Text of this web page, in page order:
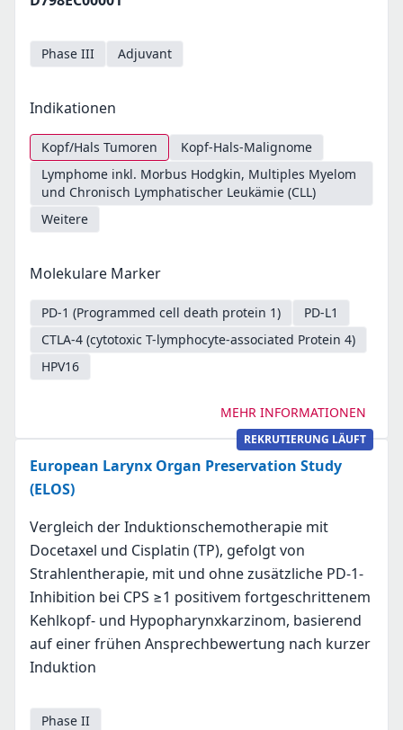
Phase III Adjuvant
Indikationen
Kopf/Hals Tumoren
Kopf-Hals-Malignome
Lymphome inkl. Morbus Hodgkin, Multiples Myelom
und Chronisch Lymphatischer Leukämie (CLL)
Weitere
Molekulare Marker
PD-1 (Programmed cell death protein 1)
PD-L1
CTLA-4 (cytotoxic T-lymphocyte-associated Protein 4)
HPV16
MEHR INFORMATIONEN
REKRUTIERUNG LÄUFT
European Larynx Organ Preservation Study
(ELOS)
Vergleich der Induktionschemotherapie mit
Docetaxel und Cisplatin (TP), gefolgt von
Strahlentherapie, mit und ohne zusätzliche PD-1-
Inhibition bei CPS ≥1 positivem fortgeschrittenem
Kehlkopf- und Hypopharynxkarzinom, basierend
auf einer frühen Ansprechbewertung nach kurzer
Induktion
Phase II